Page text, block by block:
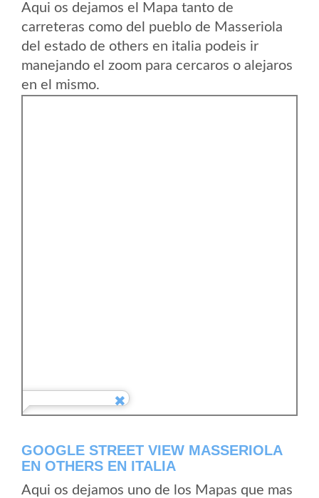
Aqui os dejamos el Mapa tanto de
carreteras como del pueblo de Masseriola
del estado de others en italia podeis ir
manejando el zoom para cercaros o alejaros
en el mismo.
GOOGLE STREET VIEW MASSERIOLA
EN OTHERS EN ITALIA
Aqui os dejamos uno de los Mapas que mas